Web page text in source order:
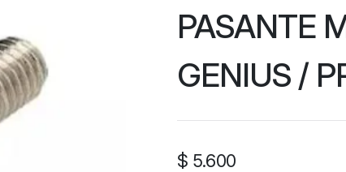
PASANTE
GENIUS /
$ 5.600